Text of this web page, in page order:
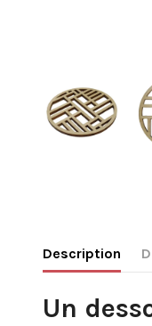
Description
Un